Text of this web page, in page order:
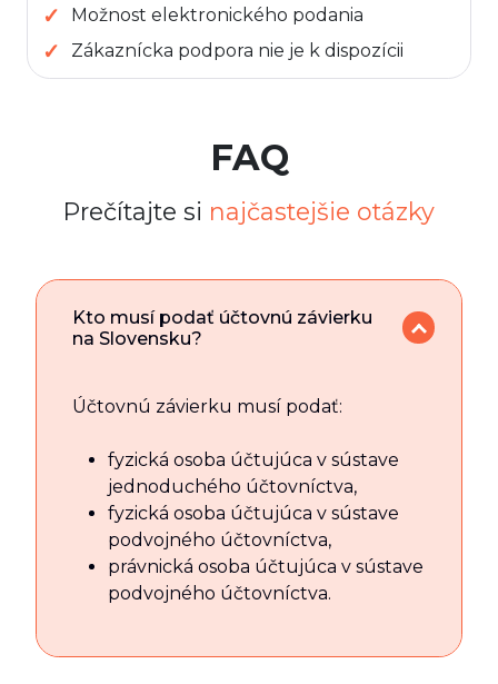
Možnost elektronického podania
Zákaznícka podpora nie je k dispozícii
FAQ
Prečítajte si najčastejšie otázky
Kto musí podať účtovnú závierku
na Slovensku?
Účtovnú závierku musí podať:
fyzická osoba účtujúca v sústave
jednoduchého účtovníctva,
fyzická osoba účtujúca v sústave
podvojného účtovníctva,
právnická osoba účtujúca v sústave
podvojného účtovníctva.